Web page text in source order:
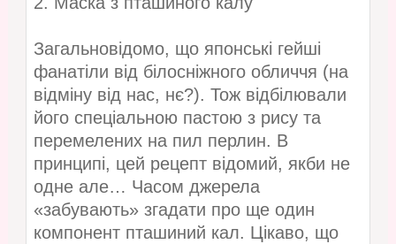
Загальновідомо, що японські гейші
фанатіли від білосніжного обличчя (на
відміну від нас, нє?). Тож відбілювали
його спеціальною пастою з рису та
перемелених на пил перлин. В
принципі, цей рецепт відомий, якби не
одне але… Часом джерела
«забувають» згадати про ще один
компонент пташиний кал. Цікаво, що